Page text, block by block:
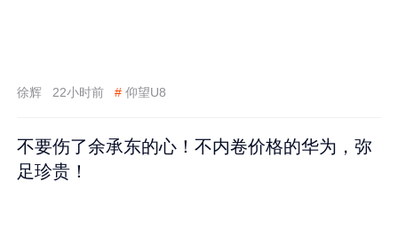
徐辉 22小时前 # 仰望U8
不要伤了余承东的心！不内卷价格的华为，弥
足珍贵！